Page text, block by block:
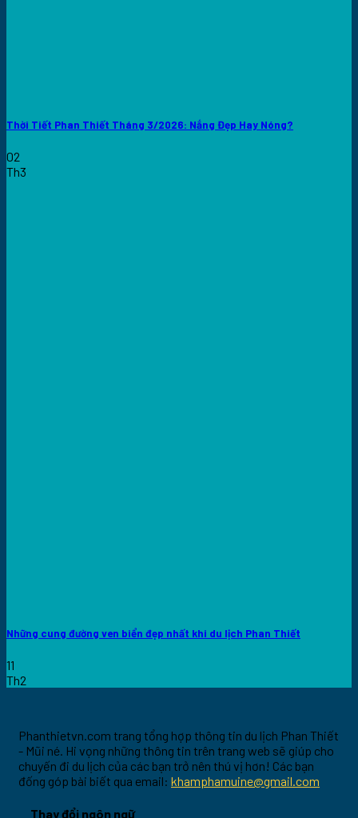
Thời Tiết Phan Thiết Tháng 3/2026: Nắng Đẹp Hay Nóng?
02
Th3
Những cung đường ven biển đẹp nhất khi du lịch Phan Thiết
11
Th2
Phanthietvn.com trang tổng hợp thông tin du lịch Phan Thiết
- Mũi né. Hi vọng những thông tin trên trang web sẽ giúp cho
chuyến đi du lịch của các bạn trở nên thú vị hơn! Các bạn
đống góp bài biết qua email: khamphamuine@gmail.com
Thay đổi ngôn ngữ